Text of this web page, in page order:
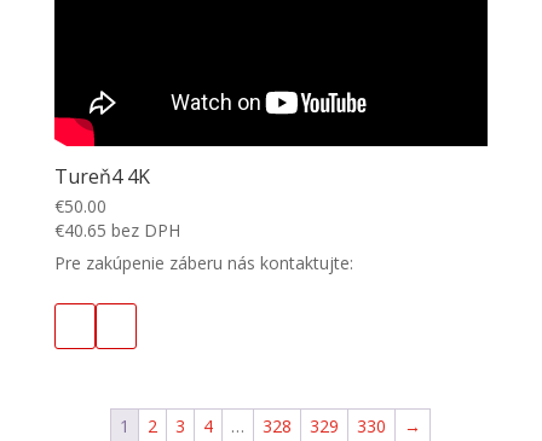
Tureň4 4K
€50.00
€40.65 bez DPH
Pre zakúpenie záberu nás kontaktujte:
1 2 3 4 … 328 329 330 →